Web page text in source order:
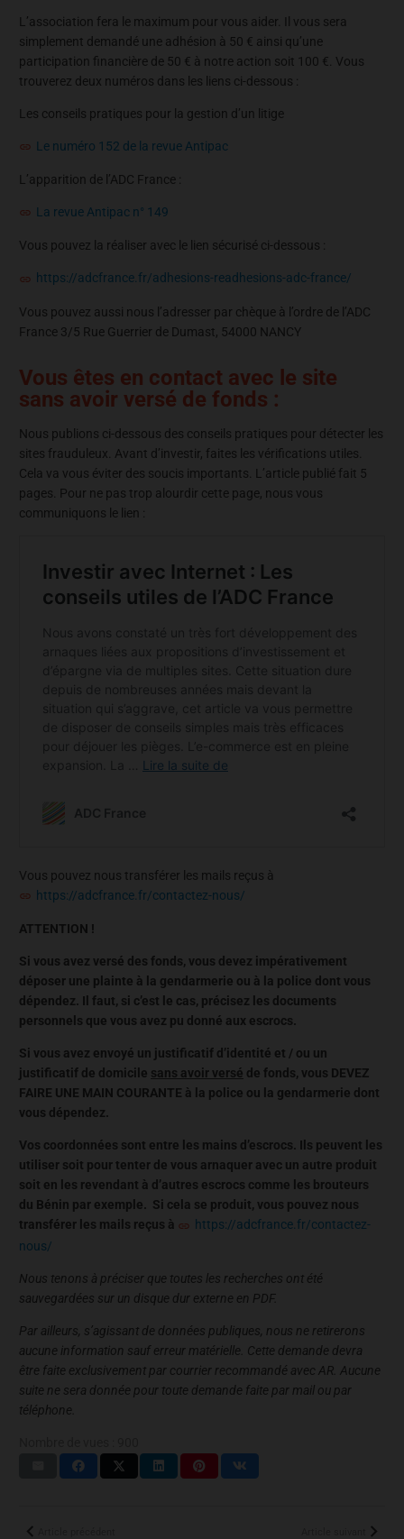
L’association fera le maximum pour vous aider. Il vous sera
simplement demandé une adhésion à 50 € ainsi qu’une
participation financière de 50 € à notre action soit 100 €. Vous
trouverez deux numéros dans les liens ci-dessous :
Les conseils pratiques pour la gestion d’un litige
Le numéro 152 de la revue Antipac
L’apparition de l’ADC France :
La revue Antipac n° 149
Vous pouvez la réaliser avec le lien sécurisé ci-dessous :
https://adcfrance.fr/adhesions-readhesions-adc-france/
Vous pouvez aussi nous l’adresser par chèque à l’ordre de l’ADC
France 3/5 Rue Guerrier de Dumast, 54000 NANCY
Vous êtes en contact avec le site
sans avoir versé de fonds :
Nous publions ci-dessous des conseils pratiques pour détecter les
sites frauduleux. Avant d’investir, faites les vérifications utiles.
Cela va vous éviter des soucis importants. L’article publié fait 5
pages. Pour ne pas trop alourdir cette page, nous vous
communiquons le lien :
Vous pouvez nous transférer les mails reçus à
https://adcfrance.fr/contactez-nous/
ATTENTION !
Si vous avez versé des fonds, vous devez impérativement
déposer une plainte à la gendarmerie ou à la police dont vous
dépendez. Il faut, si c’est le cas, précisez les documents
personnels que vous avez pu donné aux escrocs.
Si vous avez envoyé un justificatif d’identité et / ou un
justificatif de domicile sans avoir versé de fonds, vous DEVEZ
FAIRE UNE MAIN COURANTE à la police ou la gendarmerie dont
vous dépendez.
Vos coordonnées sont entre les mains d’escrocs. Ils peuvent les
utiliser soit pour tenter de vous arnaquer avec un autre produit
soit en les revendant à d’autres escrocs comme les brouteurs
du Bénin par exemple. Si cela se produit, vous pouvez nous
transférer les mails reçus à
https://adcfrance.fr/contactez-
nous/
Nous tenons à préciser que toutes les recherches ont été
sauvegardées sur un disque dur externe en PDF.
Par ailleurs, s’agissant de données publiques, nous ne retirerons
aucune information sauf erreur matérielle. Cette demande devra
être faite exclusivement par courrier recommandé avec AR. Aucune
suite ne sera donnée pour toute demande faite par mail ou par
téléphone.